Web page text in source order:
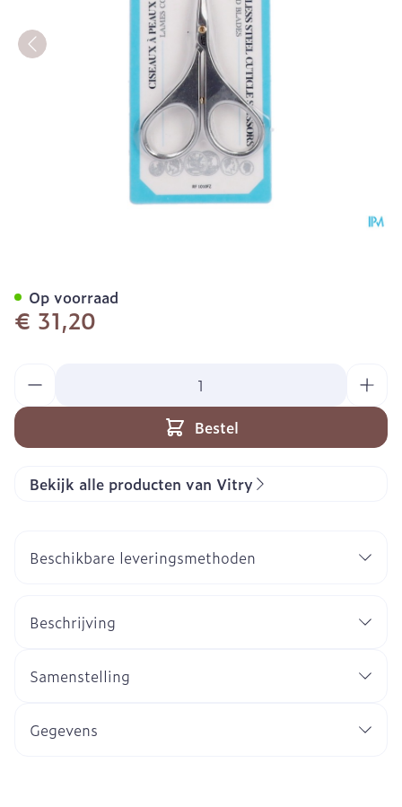
€ 31,20
Bestel
Op voorraad
Bekijk alle producten van Vitry
Beschikbare leveringsmethoden
Beschrijving
Samenstelling
Gegevens